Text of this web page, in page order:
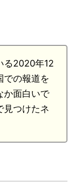
る2020年12
での報道を
か面白いで
見つけたネ